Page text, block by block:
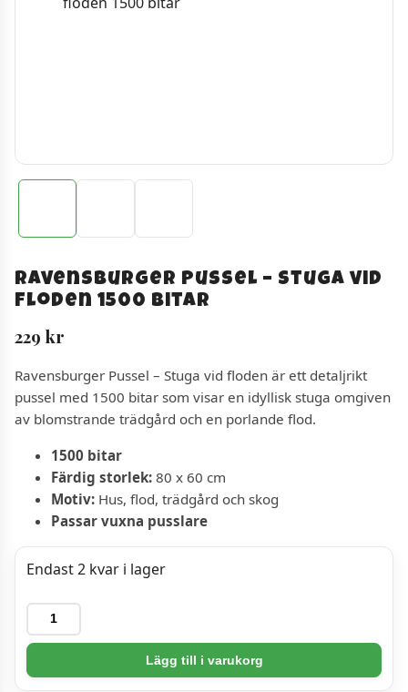
Ravensburger Pussel – Stuga vid
floden 1500 bitar
229 kr
Ravensburger Pussel – Stuga vid floden är ett detaljrikt
pussel med 1500 bitar som visar en idyllisk stuga omgiven
av blomstrande trädgård och en porlande flod.
1500 bitar
Färdig storlek: 80 x 60 cm
Motiv: Hus, flod, trädgård och skog
Passar vuxna pusslare
Endast 2 kvar i lager
Ravensburger
Pussel
Stuga
Lägg till i varukorg